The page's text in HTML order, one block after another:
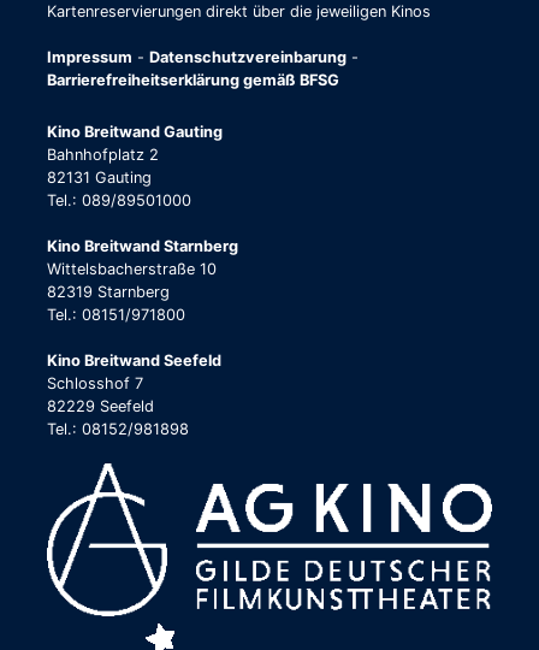
Kartenreservierungen direkt über die jeweiligen Kinos
Impressum - Datenschutzvereinbarung -
Barrierefreiheitserklärung gemäß BFSG
Kino Breitwand Gauting
Bahnhofplatz 2
82131 Gauting
Tel.: 089/89501000
Kino Breitwand Starnberg
Wittelsbacherstraße 10
82319 Starnberg
Tel.: 08151/971800
Kino Breitwand Seefeld
Schlosshof 7
82229 Seefeld
Tel.: 08152/981898